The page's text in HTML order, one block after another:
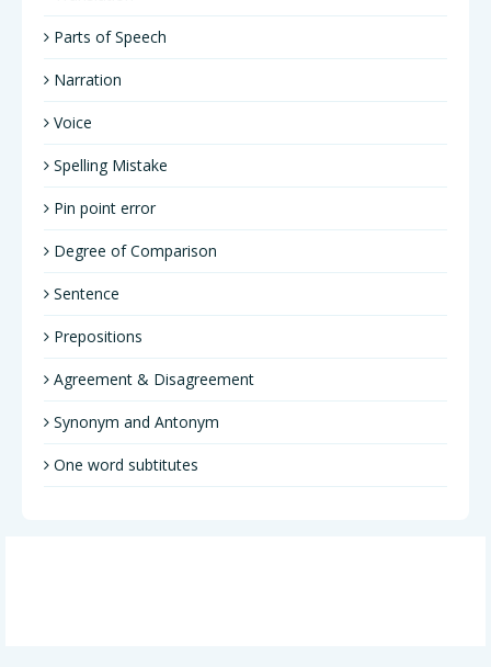
Parts of Speech
Narration
Voice
Spelling Mistake
Pin point error
Degree of Comparison
Sentence
Prepositions
Agreement & Disagreement
Synonym and Antonym
One word subtitutes